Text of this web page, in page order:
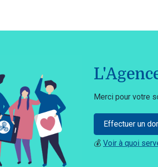
Merci pour votre
Effectuer un
💰 Voir à quoi